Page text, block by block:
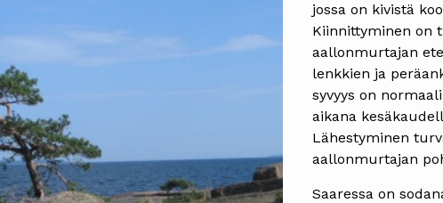
jossa on kivistä
Kiinnittyminen on
aallonmurtajan
lenkkien ja
syvyys on
aikana
Lähestyminen
aallonmurtajan
Saaressa on